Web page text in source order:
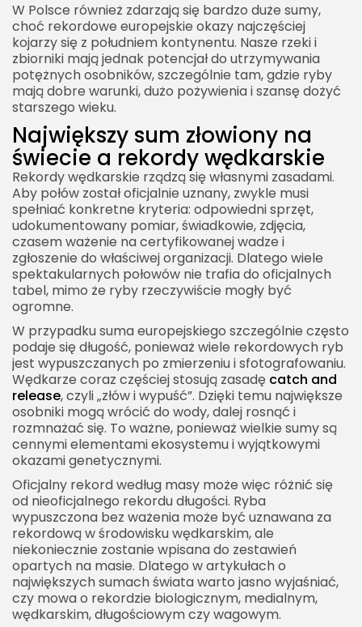
W Polsce również zdarzają się bardzo duże sumy,
choć rekordowe europejskie okazy najczęściej
kojarzy się z południem kontynentu. Nasze rzeki i
zbiorniki mają jednak potencjał do utrzymywania
potężnych osobników, szczególnie tam, gdzie ryby
mają dobre warunki, dużo pożywienia i szansę dożyć
starszego wieku.
Największy sum złowiony na
świecie a rekordy wędkarskie
Rekordy wędkarskie rządzą się własnymi zasadami.
Aby połów został oficjalnie uznany, zwykle musi
spełniać konkretne kryteria: odpowiedni sprzęt,
udokumentowany pomiar, świadkowie, zdjęcia,
czasem ważenie na certyfikowanej wadze i
zgłoszenie do właściwej organizacji. Dlatego wiele
spektakularnych połowów nie trafia do oficjalnych
tabel, mimo że ryby rzeczywiście mogły być
ogromne.
W przypadku suma europejskiego szczególnie często
podaje się długość, ponieważ wiele rekordowych ryb
jest wypuszczanych po zmierzeniu i sfotografowaniu.
Wędkarze coraz częściej stosują zasadę catch and
release, czyli „złów i wypuść”. Dzięki temu największe
osobniki mogą wrócić do wody, dalej rosnąć i
rozmnażać się. To ważne, ponieważ wielkie sumy są
cennymi elementami ekosystemu i wyjątkowymi
okazami genetycznymi.
Oficjalny rekord według masy może więc różnić się
od nieoficjalnego rekordu długości. Ryba
wypuszczona bez ważenia może być uznawana za
rekordową w środowisku wędkarskim, ale
niekoniecznie zostanie wpisana do zestawień
opartych na masie. Dlatego w artykułach o
największych sumach świata warto jasno wyjaśniać,
czy mowa o rekordzie biologicznym, medialnym,
wędkarskim, długościowym czy wagowym.